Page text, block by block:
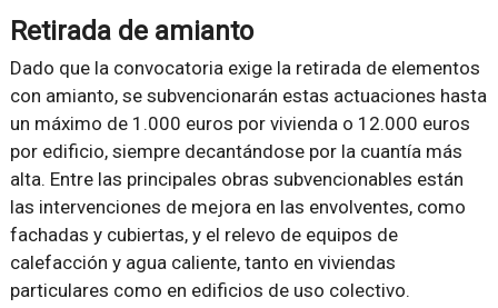
Retirada de amianto
Dado que la convocatoria exige la retirada de elementos
con amianto, se subvencionarán estas actuaciones hasta
un máximo de 1.000 euros por vivienda o 12.000 euros
por edificio, siempre decantándose por la cuantía más
alta. Entre las principales obras subvencionables están
las intervenciones de mejora en las envolventes, como
fachadas y cubiertas, y el relevo de equipos de
calefacción y agua caliente, tanto en viviendas
particulares como en edificios de uso colectivo.